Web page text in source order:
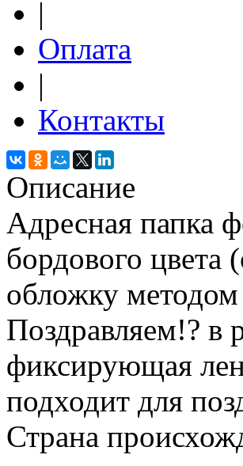
|
Оплата
|
Контакты
Описание
Адресная папка
бордового
обложку методом
Поздравляем!? в
фиксирующая
подходит для
Страна